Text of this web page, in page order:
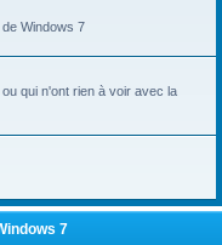
Windows 7
qui n'ont rien à voir avec la
7